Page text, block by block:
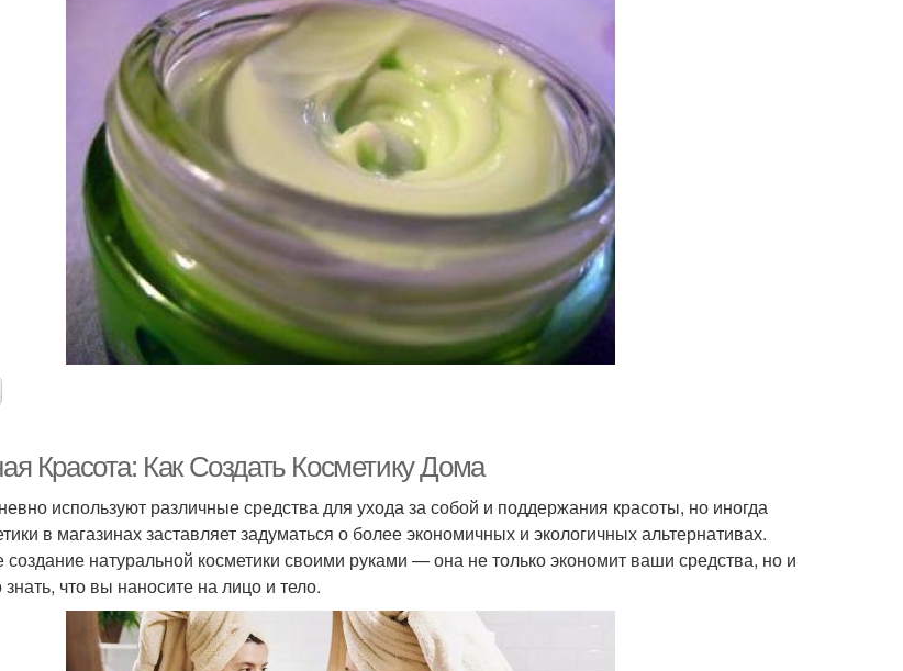
Красота: Как Создать Косметику Дома
используют различные средства для ухода за собой и поддержания красоты, но иногда
в магазинах заставляет задуматься о более экономичных и экологичных альтернативах.
создание натуральной косметики своими руками — она не только экономит ваши средства, но и
знать, что вы наносите на лицо и тело.